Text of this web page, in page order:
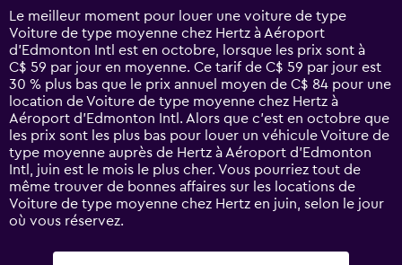
14
categories.
The
chart
has
1
Y
axis
displaying
values.
Range:
0
to
150.
Le meilleur moment pour louer une voiture de type
Voiture de type moyenne chez Hertz à Aéroport
d'Edmonton Intl est en octobre, lorsque les prix sont à
C$ 59 par jour en moyenne. Ce tarif de C$ 59 par jour est
30 % plus bas que le prix annuel moyen de C$ 84 pour une
location de Voiture de type moyenne chez Hertz à
Aéroport d'Edmonton Intl. Alors que c’est en octobre que
les prix sont les plus bas pour louer un véhicule Voiture de
type moyenne auprès de Hertz à Aéroport d'Edmonton
Intl, juin est le mois le plus cher. Vous pourriez tout de
même trouver de bonnes affaires sur les locations de
Voiture de type moyenne chez Hertz en juin, selon le jour
où vous réservez.